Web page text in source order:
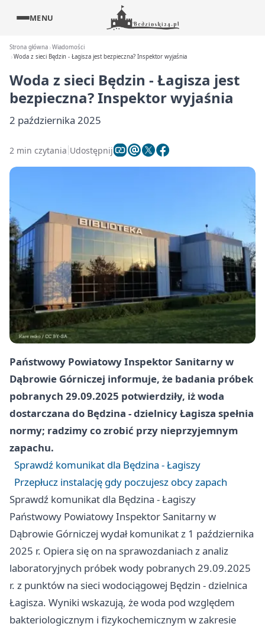
MENU
Strona główna Wiadomości
Woda z sieci Będzin - Łagisza jest bezpieczna? Inspektor wyjaśnia
Woda z sieci Będzin - Łagisza jest
bezpieczna? Inspektor wyjaśnia
2 października 2025
2 min czytania Udostępnij
Państwowy Powiatowy Inspektor Sanitarny w
Dąbrowie Górniczej informuje, że badania próbek
pobranych 29.09.2025 potwierdziły, iż woda
dostarczana do Będzina - dzielnicy Łagisza spełnia
normy; radzimy co zrobić przy nieprzyjemnym
zapachu.
Sprawdź komunikat dla Będzina - Łagiszy
Przepłucz instalację gdy poczujesz obcy zapach
Sprawdź komunikat dla Będzina - Łagiszy
Państwowy Powiatowy Inspektor Sanitarny w
Dąbrowie Górniczej wydał komunikat z 1 października
2025 r. Opiera się on na sprawozdaniach z analiz
laboratoryjnych próbek wody pobranych 29.09.2025
r. z punktów na sieci wodociągowej Będzin - dzielnica
Łagisza. Wyniki wskazują, że woda pod względem
bakteriologicznym i fizykochemicznym w zakresie